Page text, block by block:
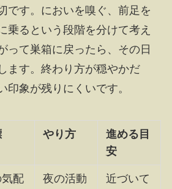
です。においを嗅ぐ、前足を
乗るという段階を分けて考え
って巣箱に戻ったら、その日
ます。終わり方が穏やかだ
印象が残りにくいです。
やり方
進める目
安
気配
夜の活動
近づいて